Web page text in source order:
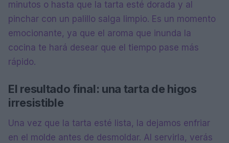
minutos o hasta que la tarta esté dorada y al
pinchar con un palillo salga limpio. Es un momento
emocionante, ya que el aroma que inunda la
cocina te hará desear que el tiempo pase más
rápido.
El resultado final: una tarta de higos
irresistible
Una vez que la tarta esté lista, la dejamos enfriar
en el molde antes de desmoldar. Al servirla, verás